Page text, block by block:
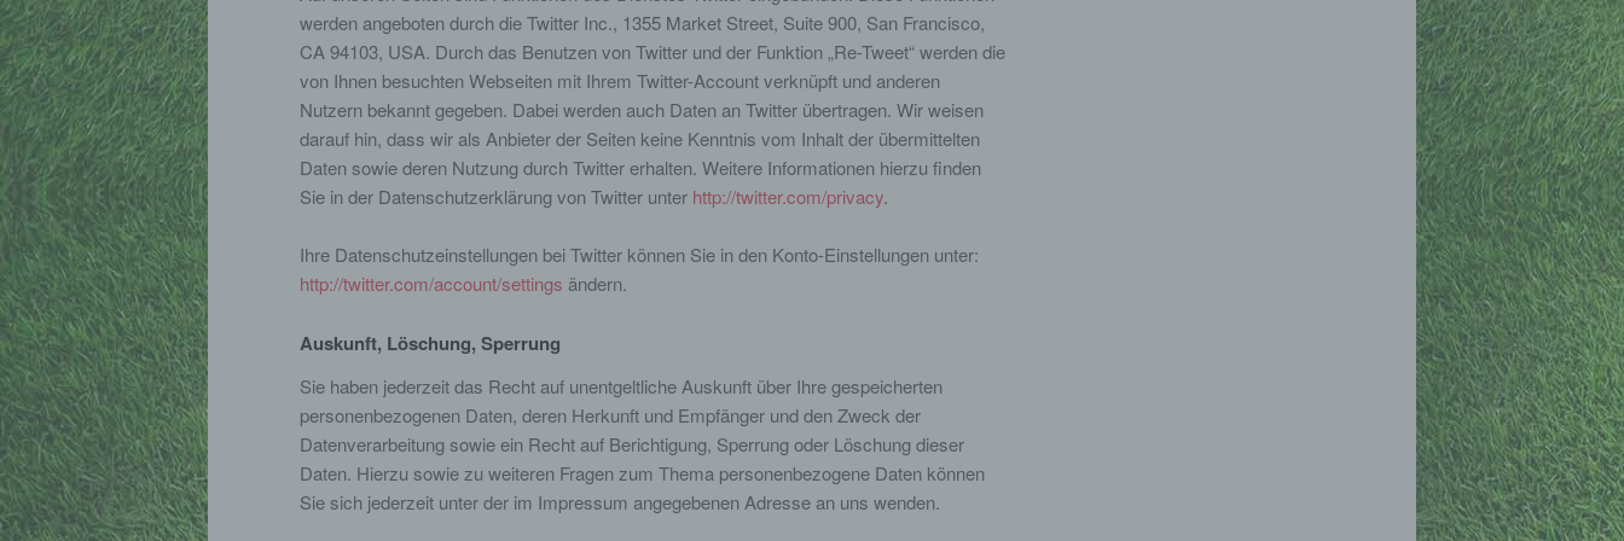
werden angeboten durch die Twitter Inc., 1355 Market Street, Suite 900, San Francisco,
CA 94103, USA. Durch das Benutzen von Twitter und der Funktion „Re-Tweet“ werden die
von Ihnen besuchten Webseiten mit Ihrem Twitter-Account verknüpft und anderen
Nutzern bekannt gegeben. Dabei werden auch Daten an Twitter übertragen. Wir weisen
darauf hin, dass wir als Anbieter der Seiten keine Kenntnis vom Inhalt der übermittelten
Daten sowie deren Nutzung durch Twitter erhalten. Weitere Informationen hierzu finden
Sie in der Datenschutzerklärung von Twitter unter http://twitter.com/privacy.
Ihre Datenschutzeinstellungen bei Twitter können Sie in den Konto-Einstellungen unter:
http://twitter.com/account/settings ändern.
Auskunft, Löschung, Sperrung
Sie haben jederzeit das Recht auf unentgeltliche Auskunft über Ihre gespeicherten
personenbezogenen Daten, deren Herkunft und Empfänger und den Zweck der
Datenverarbeitung sowie ein Recht auf Berichtigung, Sperrung oder Löschung dieser
Daten. Hierzu sowie zu weiteren Fragen zum Thema personenbezogene Daten können
Sie sich jederzeit unter der im Impressum angegebenen Adresse an uns wenden.
c) Verarbeitung
Verarbeitung ist jeder mit oder ohne Hilfe automatisierter Verfahren
ausgeführte Vorgang oder jede solche Vorgangsreihe im Zusammenhang
mit personenbezogenen Daten wie das Erheben, das Erfassen, die
Organisation, das Ordnen, die Speicherung, die Anpassung oder
Veränderung, das Auslesen, das Abfragen, die Verwendung, die
Bereitstellung, den Abgleich oder die Verknüpfung, die Einschränkung, das
d) Einschränkung der Verarbeitung
Einschränkung der Verarbeitung ist die Markierung gespeicherter
einzuschränken.
e) Profiling
Profiling ist jede Art der automatisierten Verarbeitung personenbezogener